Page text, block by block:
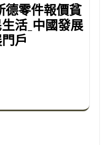
德零件報價貧
活_中國發展
戶